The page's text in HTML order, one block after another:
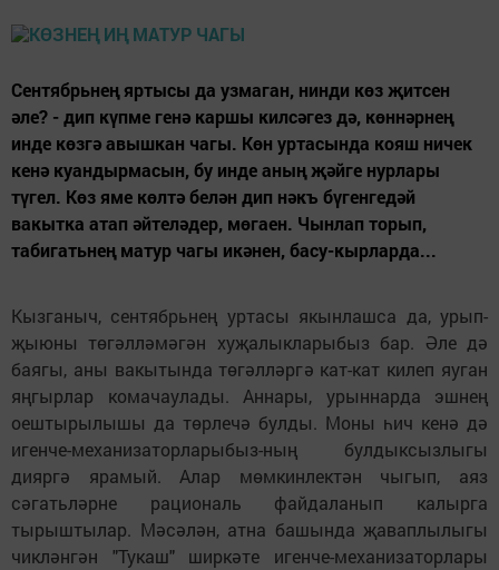
Сентябрьнең яртысы да узмаган, нинди көз җитсен
әле? - дип күпме генә каршы килсәгез дә, көннәрнең
инде көзгә авышкан чагы. Көн уртасында кояш ничек
кенә куандырмасын, бу инде аның җәйге нурлары
түгел. Көз яме көлтә белән дип нәкъ бүгенгедәй
вакытка атап әйтеләдер, мөгаен. Чынлап торып,
табигатьнең матур чагы икәнен, басу-кырларда...
Кызганыч, сентябрьнең уртасы якынлашса да, урып-
җыюны төгәлләмәгән хуҗалыкларыбыз бар. Әле дә
баягы, аны вакытында төгәлләргә кат-кат килеп яуган
яңгырлар комачаулады. Аннары, урыннарда эшнең
оештырылышы да төрлечә булды. Моны һич кенә дә
игенче-механизаторларыбыз-ның булдыксызлыгы
дияргә ярамый. Алар мөмкинлектән чыгып, аяз
сәгатьләрне рациональ файдаланып калырга
тырыштылар. Мәсәлән, атна башында җаваплылыгы
чикләнгән "Тукаш" ширкәте игенче-механизаторлары